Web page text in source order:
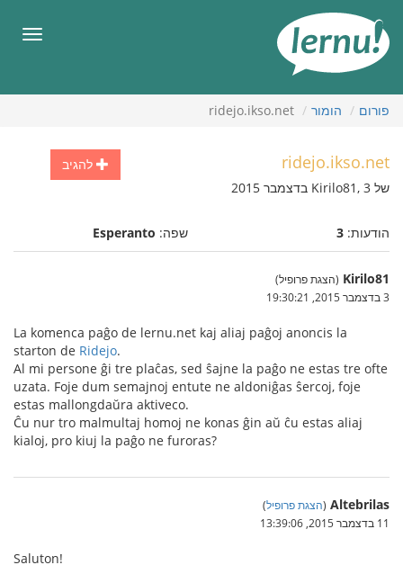
העניינים
פורום הומור ridejo.ikso.net
להגיב ridejo.ikso.net
של Kirilo81, 3 בדצמבר 2015
הודעות: 3 שפה: Esperanto
Kirilo81 (הצגת פרופיל)
3 בדצמבר 2015, 19:30:21
La komenca paĝo de lernu.net kaj aliaj paĝoj anoncis la
starton de Ridejo.
Al mi persone ĝi tre plaĉas, sed ŝajne la paĝo ne estas tre ofte
uzata. Foje dum semajnoj entute ne aldoniĝas ŝercoj, foje
estas mallongdaŭra aktiveco.
Ĉu nur tro malmultaj homoj ne konas ĝin aŭ ĉu estas aliaj
kialoj, pro kiuj la paĝo ne furoras?
Altebrilas
(הצגת פרופיל)
11 בדצמבר 2015, 13:39:06
Saluton!